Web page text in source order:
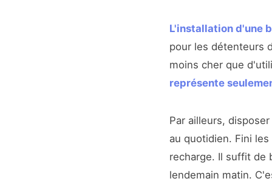
L'installation d'une
pour les détenteurs
moins cher que
représente
Par ailleurs,
au quotidien. Fini
recharge. Il suffit de
lendemain matin.